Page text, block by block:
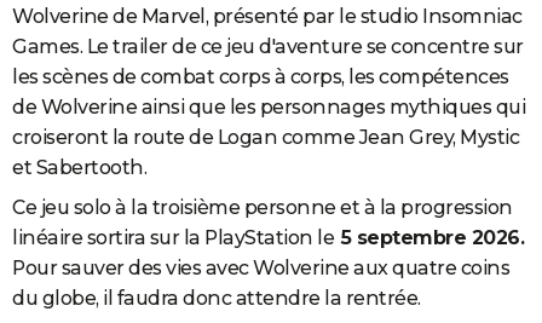
Wolverine de Marvel, présenté par le studio Insomniac
Games. Le trailer de ce jeu d'aventure se concentre sur
les scènes de combat corps à corps, les compétences
de Wolverine ainsi que les personnages mythiques qui
croiseront la route de Logan comme Jean Grey, Mystic
et Sabertooth.
Ce jeu solo à la troisième personne et à la progression
linéaire sortira sur la PlayStation le 5 septembre 2026.
Pour sauver des vies avec Wolverine aux quatre coins
du globe, il faudra donc attendre la rentrée.